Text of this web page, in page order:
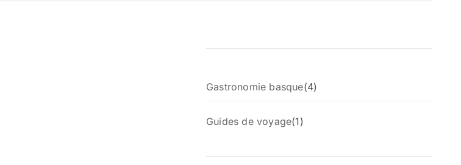
Gastronomie basque 44
p
u
Guides de voyage 1 1